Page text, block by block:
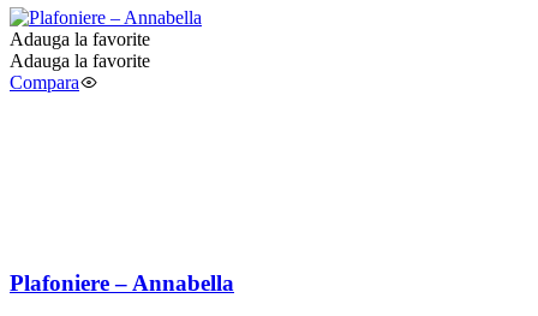
Adauga la favorite
Adauga la favorite
Compara
Plafoniere – Annabella